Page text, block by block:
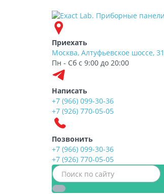
Приехать
Москва, Алтуфьевское шоссе,
Пн - Сб с 9:00 до 20:00
Написать
+7 (966) 099-30-36
+7 (926) 770-05-05
Позвонить
+7 (966) 099-30-36
+7 (926) 770-05-05